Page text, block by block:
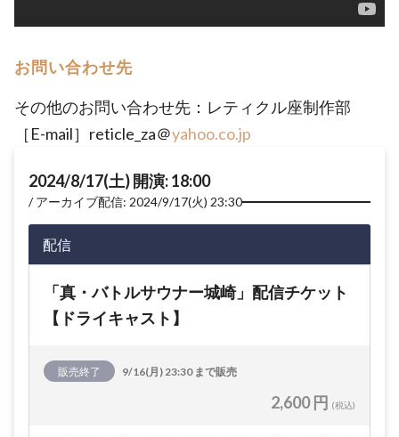
お問い合わせ先
その他のお問い合わせ先：レティクル座制作部
［E-mail］reticle_za＠yahoo.co.jp
2024/8/17(土) 開演: 18:00
アーカイブ配信: 2024/9/17(火) 23:30
配信
「真・バトルサウナー城崎」配信チケット
【ドライキャスト】
販売終了 9/16(月) 23:30 まで販売
2,600 円 (税込)